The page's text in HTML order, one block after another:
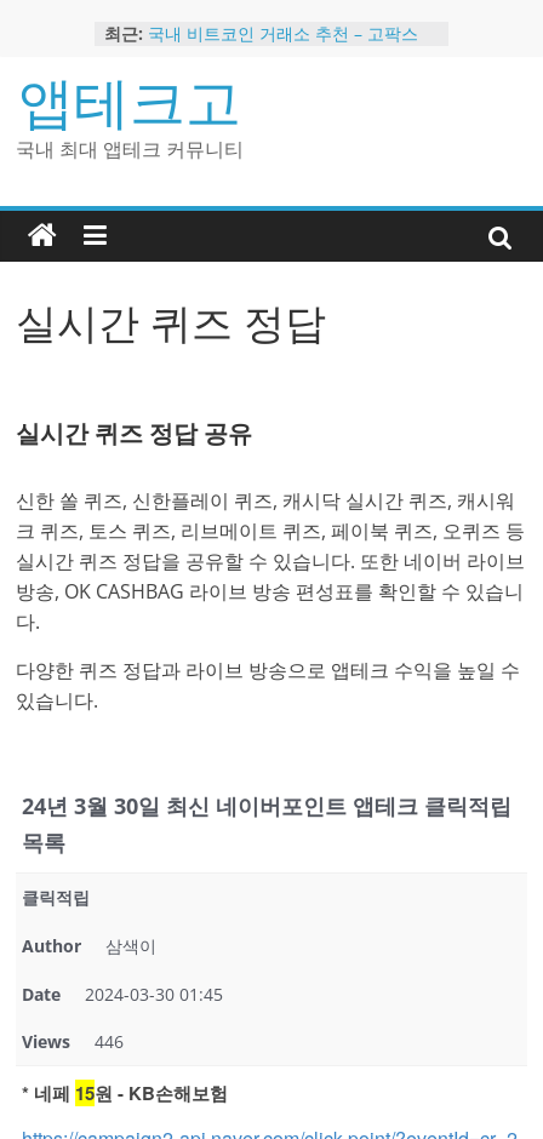
content
최근: 국내 비트코인 거래소 추천 – 고팍스
트
2024 강력히 추천하는 은행 멤버십 현
금 앱테크
해외 코인 거래소 추천 순위 BEST 2
앱테크고
국내 최대 앱테크 커뮤니티
실시간 퀴즈 정답
실시간 퀴즈 정답 공유
신한 쏠 퀴즈, 신한플레이 퀴즈, 캐시닥 실시간 퀴즈, 캐시워
크 퀴즈, 토스 퀴즈, 리브메이트 퀴즈, 페이북 퀴즈, 오퀴즈 등
실시간 퀴즈 정답을 공유할 수 있습니다. 또한 네이버 라이브
방송, OK CASHBAG 라이브 방송 편성표를 확인할 수 있습니
다.
다양한 퀴즈 정답과 라이브 방송으로 앱테크 수익을 높일 수
있습니다.
24년 3월 30일 최신 네이버포인트 앱테크 클릭적립
목록
클릭적립
Author 삼색이
Date 2024-03-30 01:45
Views 446
* 네페 15원 - KB손해보험